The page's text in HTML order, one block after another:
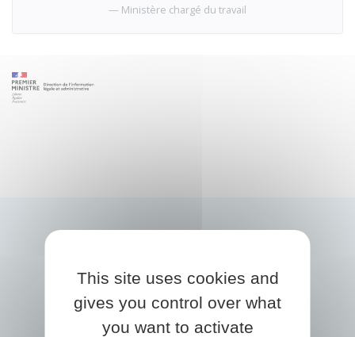
Ministère chargé du travail
This site uses cookies and
gives you control over what
you want to activate